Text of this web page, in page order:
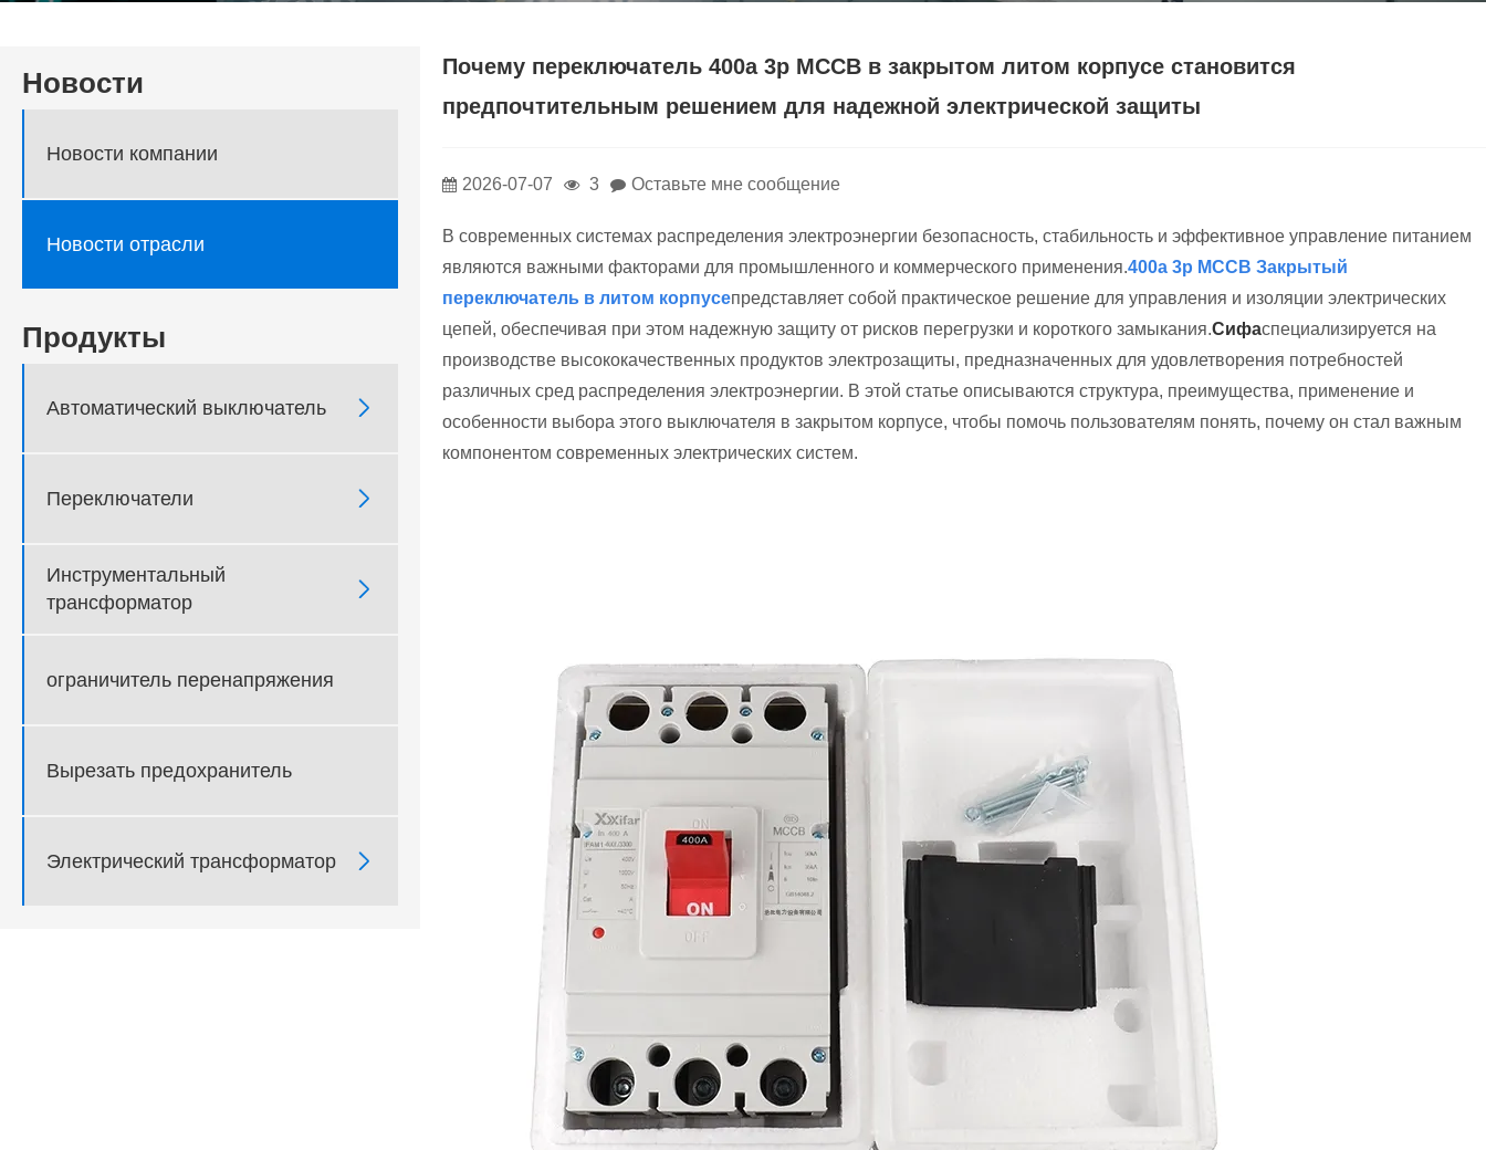
Новости
Новости компании
Новости отрасли
Продукты
Автоматический выключатель 
Переключатели 
Инструментальный
трансформатор

ограничитель перенапряжения
Вырезать предохранитель
Электрический трансформатор 
Почему переключатель 400a 3p MCCB в закрытом литом корпусе становится
предпочтительным решением для надежной электрической защиты
2026-07-07 3 Оставьте мне сообщение
В современных системах распределения электроэнергии безопасность, стабильность и эффективное управление питанием
являются важными факторами для промышленного и коммерческого применения.400a 3p MCCB Закрытый
переключатель в литом корпусепредставляет собой практическое решение для управления и изоляции электрических
цепей, обеспечивая при этом надежную защиту от рисков перегрузки и короткого замыкания.Сифаспециализируется на
производстве высококачественных продуктов электрозащиты, предназначенных для удовлетворения потребностей
различных сред распределения электроэнергии. В этой статье описываются структура, преимущества, применение и
особенности выбора этого выключателя в закрытом корпусе, чтобы помочь пользователям понять, почему он стал важным
компонентом современных электрических систем.